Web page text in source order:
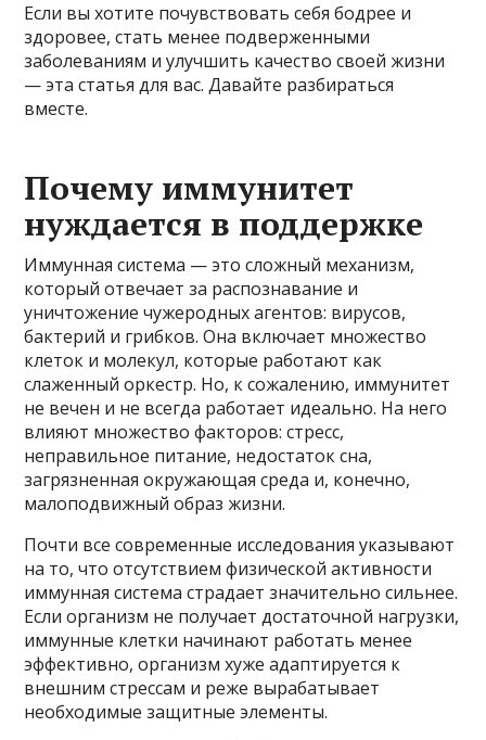
Если вы хотите почувствовать себя бодрее и
здоровее, стать менее подверженными
заболеваниям и улучшить качество своей жизни
— эта статья для вас. Давайте разбираться
вместе.
Почему иммунитет
нуждается в поддержке
Иммунная система — это сложный механизм,
который отвечает за распознавание и
уничтожение чужеродных агентов: вирусов,
бактерий и грибков. Она включает множество
клеток и молекул, которые работают как
слаженный оркестр. Но, к сожалению, иммунитет
не вечен и не всегда работает идеально. На него
влияют множество факторов: стресс,
неправильное питание, недостаток сна,
загрязненная окружающая среда и, конечно,
малоподвижный образ жизни.
Почти все современные исследования указывают
на то, что отсутствием физической активности
иммунная система страдает значительно сильнее.
Если организм не получает достаточной нагрузки,
иммунные клетки начинают работать менее
эффективно, организм хуже адаптируется к
внешним стрессам и реже вырабатывает
необходимые защитные элементы.